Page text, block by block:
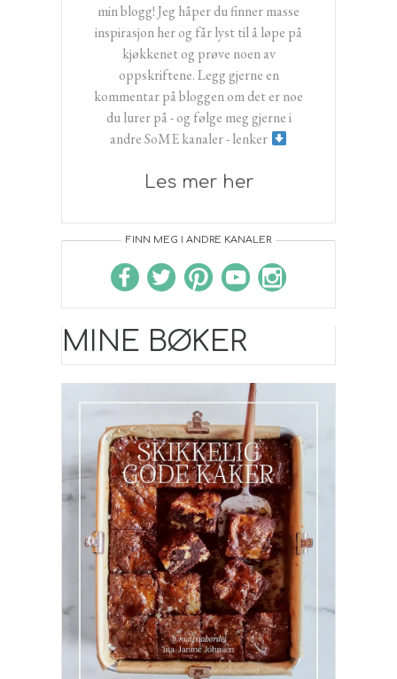
min blogg! Jeg håper du finner masse
inspirasjon her og får lyst til å løpe på
kjøkkenet og prøve noen av
oppskriftene. Legg gjerne en
kommentar på bloggen om det er noe
du lurer på - og følge meg gjerne i
andre SoME kanaler - lenker
Les mer her
FINN MEG I ANDRE KANALER
MINE BØKER